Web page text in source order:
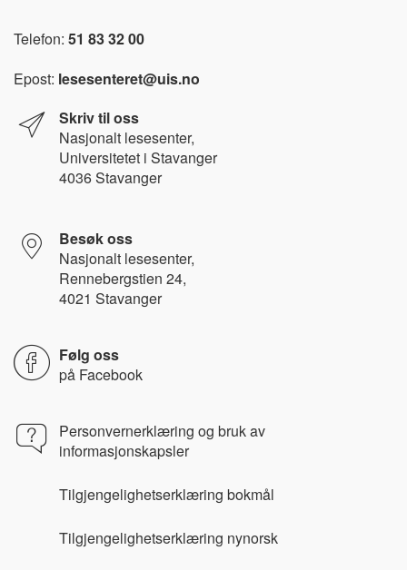
Telefon: 51 83 32 00
Epost: lesesenteret@uis.no
Skriv til oss
Nasjonalt lesesenter,
Universitetet i Stavanger
4036 Stavanger
Besøk oss
Nasjonalt lesesenter,
Rennebergstien 24,
4021 Stavanger
Følg oss
på Facebook
Personvernerklæring og bruk av
informasjonskapsler
Tilgjengelighetserklæring bokmål
Tilgjengelighetserklæring nynorsk